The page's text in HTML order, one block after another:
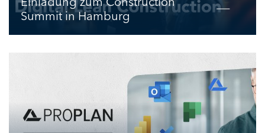
Summit in Hamburg